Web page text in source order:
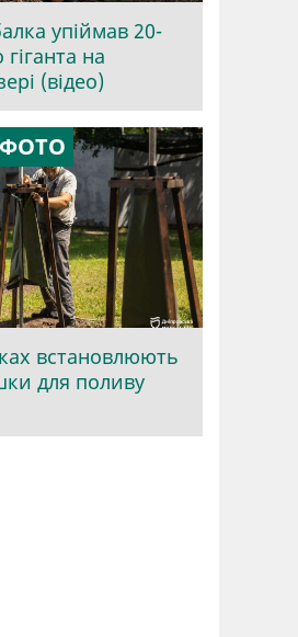
упіймав 20-
на
(відео)
встановлюють
для поливу